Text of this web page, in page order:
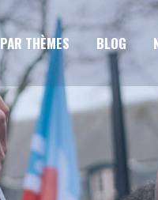
PAR THÈMES BLOG